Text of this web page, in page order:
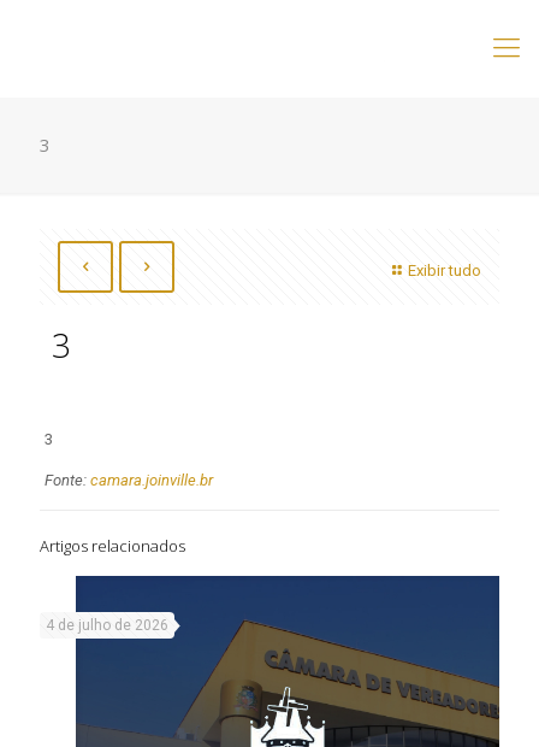
3
Exibir tudo
3
3
Fonte: camara.joinville.br
Artigos relacionados
4 de julho de 2026